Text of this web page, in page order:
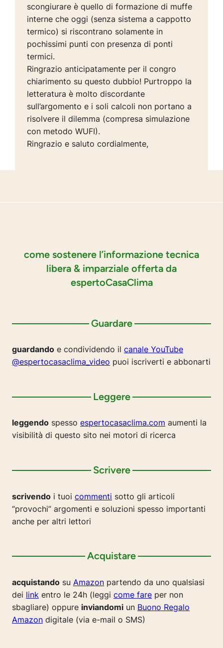
scongiurare è quello di formazione di muffe
interne che oggi (senza sistema a cappotto
termico) si riscontrano solamente in
pochissimi punti con presenza di ponti
termici.
Ringrazio anticipatamente per il congro
chiarimento su questo dubbio! Purtroppo la
letteratura è molto discordante
sull’argomento e i soli calcoli non portano a
risolvere il dilemma (compresa simulazione
con metodo WUFI).
Ringrazio e saluto cordialmente,
come sostenere l’informazione tecnica
libera & imparziale offerta da
espertoCasaClima
Guardare
guardando e condividendo il canale YouTube
@espertocasaclima_video puoi iscriverti e abbonarti
Leggere
leggendo spesso espertocasaclima.com aumenti la
visibilità di questo sito nei motori di ricerca
Scrivere
scrivendo i tuoi commenti sotto gli articoli
“provochi” argomenti e soluzioni spesso importanti
anche per altri lettori
Acquistare
acquistando su Amazon partendo da uno qualsiasi
dei link entro le 24h (leggi come fare per non
sbagliare) oppure inviandomi un Buono Regalo
Amazon digitale (via e-mail o SMS)